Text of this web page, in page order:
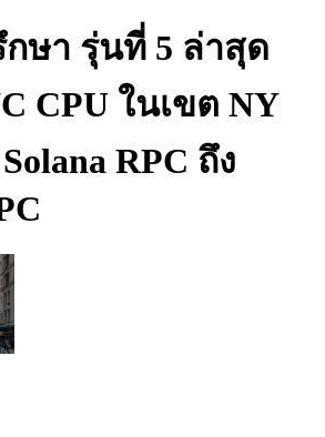
กษา รุ่นที่ 5 ล่าสุด
CPU ในเขต NY
RPC ถึง